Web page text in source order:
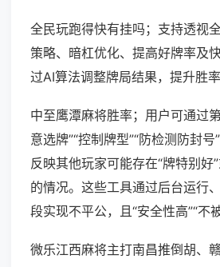
全民玩跑得快有挂吗；支持透视
策略、暗杠优化、提高好牌率及
过AI算法调整牌局结果，提升胜率
中至鹰潭麻将胜率；用户可通过
意选牌”“控制牌型”“防检测防封
反映其他玩家可能存在“牌特别好
的情况。这些工具通过后台运行
段实现不平公，且“安全性高”“不被
微乐江西麻将主打南昌推倒胡、